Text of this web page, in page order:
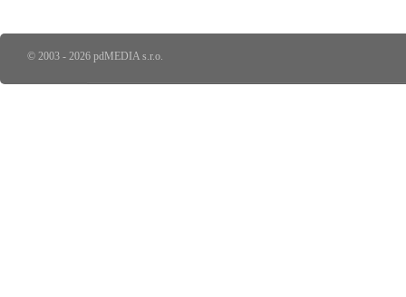
© 2003 - 2026 pdMEDIA s.r.o.